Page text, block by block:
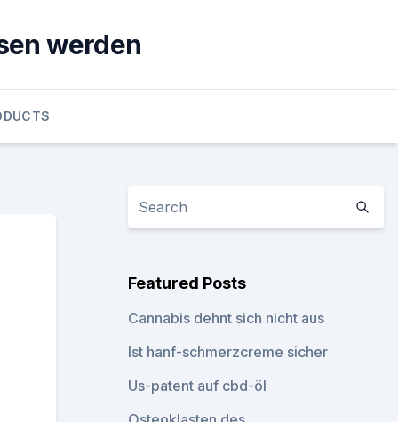
werden
Featured Posts
Cannabis dehnt sich nicht aus
Ist hanf-schmerzcreme sicher
Us-patent auf cbd-öl